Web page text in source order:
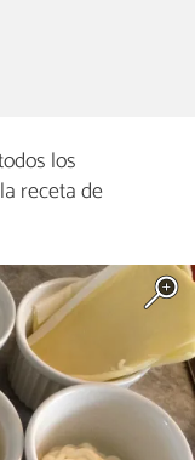
los
receta de